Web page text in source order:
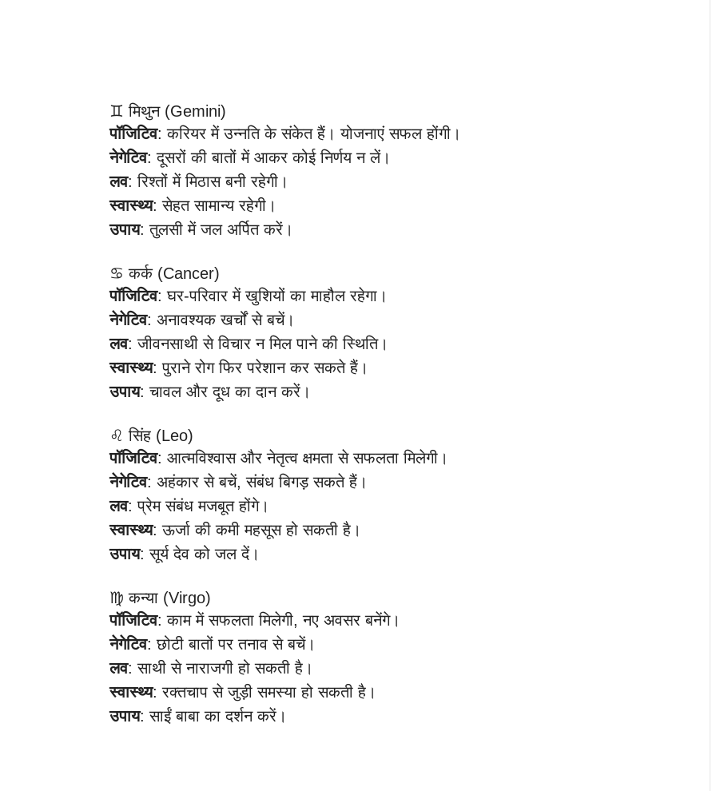
♊ मिथुन (Gemini)
पॉजिटिव: करियर में उन्नति के संकेत हैं। योजनाएं सफल होंगी।
नेगेटिव: दूसरों की बातों में आकर कोई निर्णय न लें।
लव: रिश्तों में मिठास बनी रहेगी।
स्वास्थ्य: सेहत सामान्य रहेगी।
उपाय: तुलसी में जल अर्पित करें।
♋ कर्क (Cancer)
पॉजिटिव: घर-परिवार में खुशियों का माहौल रहेगा।
नेगेटिव: अनावश्यक खर्चों से बचें।
लव: जीवनसाथी से विचार न मिल पाने की स्थिति।
स्वास्थ्य: पुराने रोग फिर परेशान कर सकते हैं।
उपाय: चावल और दूध का दान करें।
♌ सिंह (Leo)
पॉजिटिव: आत्मविश्वास और नेतृत्व क्षमता से सफलता मिलेगी।
नेगेटिव: अहंकार से बचें, संबंध बिगड़ सकते हैं।
लव: प्रेम संबंध मजबूत होंगे।
स्वास्थ्य: ऊर्जा की कमी महसूस हो सकती है।
उपाय: सूर्य देव को जल दें।
♍ कन्या (Virgo)
पॉजिटिव: काम में सफलता मिलेगी, नए अवसर बनेंगे।
नेगेटिव: छोटी बातों पर तनाव से बचें।
लव: साथी से नाराजगी हो सकती है।
स्वास्थ्य: रक्तचाप से जुड़ी समस्या हो सकती है।
उपाय: साईं बाबा का दर्शन करें।